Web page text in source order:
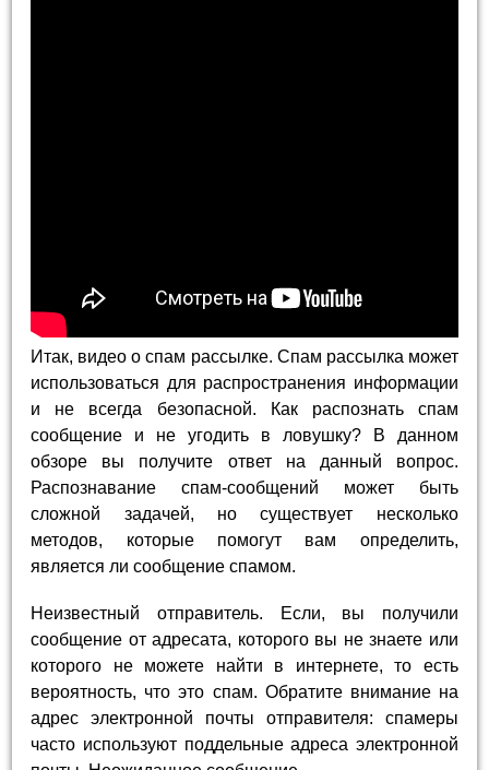
Итак, видео о спам рассылке. Спам рассылка может
использоваться для распространения информации
и не всегда безопасной. Как распознать спам
сообщение и не угодить в ловушку? В данном
обзоре вы получите ответ на данный вопрос.
Распознавание спам-сообщений может быть
сложной задачей, но существует несколько
методов, которые помогут вам определить,
является ли сообщение спамом.
Неизвестный отправитель. Если, вы получили
сообщение от адресата, которого вы не знаете или
которого не можете найти в интернете, то есть
вероятность, что это спам. Обратите внимание на
адрес электронной почты отправителя: спамеры
часто используют поддельные адреса электронной